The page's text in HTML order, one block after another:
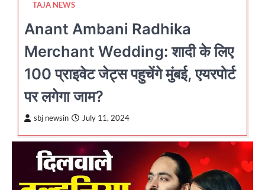
TAJA NEWS
Anant Ambani Radhika
Merchant Wedding: शादी के लिए
100 प्राइवेट जेट्स पहुचेंगे मुंबई, एयरपोर्ट
पर लगेगा जाम?
sbj newsin July 11, 2024